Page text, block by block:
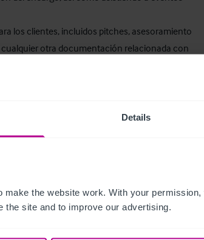
Details
make the website work. With your
the site and to improve our advertising.
los clientes, incluidos pitches, asesoramiento
otra documentación relacionada con
cuando sea necesario.
aportar:
de hoteles
como verbales. Idiomas adicionales